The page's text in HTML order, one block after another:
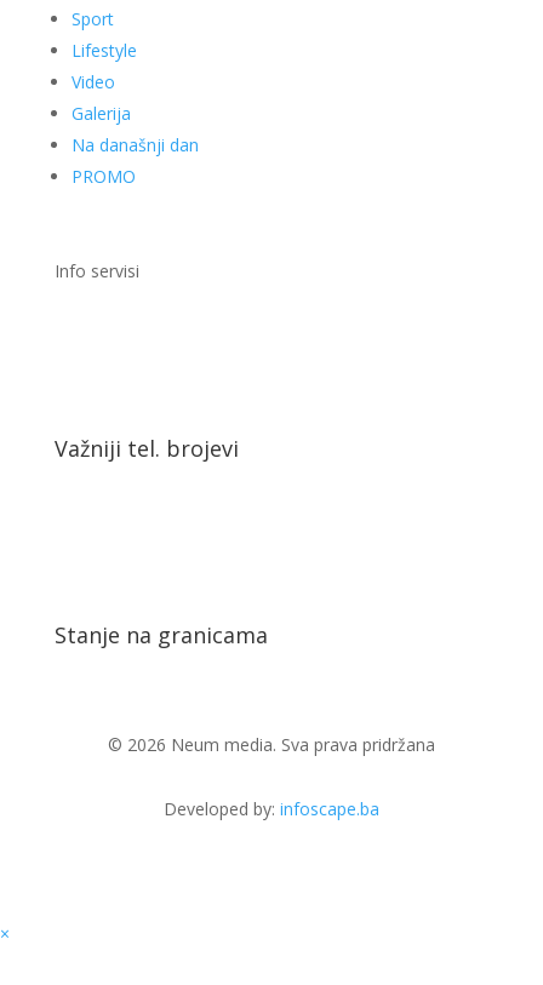
Sport
Lifestyle
Video
Galerija
Na današnji dan
PROMO
Info servisi
Važniji tel. brojevi
Stanje na granicama
© 2026 Neum media. Sva prava pridržana
Developed by: infoscape.ba
×